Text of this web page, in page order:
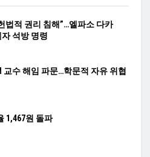
법적 권리 침해”…엘파소 다카
자 석방 명령
교수 해임 파문…학문적 자유 위협
1,467원 돌파